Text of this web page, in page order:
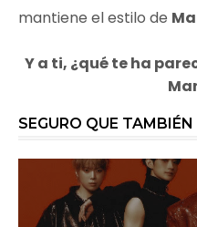
mantiene el estilo de
Y a ti, ¿qué te ha
SEGURO QUE